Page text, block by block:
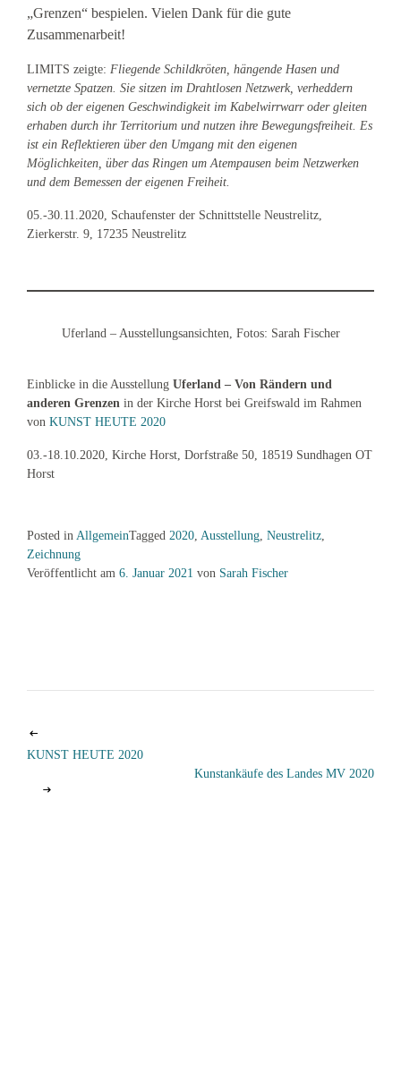
„Grenzen“ bespielen. Vielen Dank für die gute
Zusammenarbeit!
LIMITS zeigte: Fliegende Schildkröten, hängende Hasen und
vernetzte Spatzen. Sie sitzen im Drahtlosen Netzwerk, verheddern
sich ob der eigenen Geschwindigkeit im Kabelwirrwarr oder gleiten
erhaben durch ihr Territorium und nutzen ihre Bewegungsfreiheit. Es
ist ein Reflektieren über den Umgang mit den eigenen
Möglichkeiten, über das Ringen um Atempausen beim Netzwerken
und dem Bemessen der eigenen Freiheit.
05.-30.11.2020, Schaufenster der Schnittstelle Neustrelitz,
Zierkerstr. 9, 17235 Neustrelitz
Uferland – Ausstellungsansichten, Fotos: Sarah Fischer
Einblicke in die Ausstellung Uferland – Von Rändern und
anderen Grenzen in der Kirche Horst bei Greifswald im Rahmen
von KUNST HEUTE 2020
03.-18.10.2020, Kirche Horst, Dorfstraße 50, 18519 Sundhagen OT
Horst
Posted in AllgemeinTagged 2020 Ausstellung Neustrelitz
Zeichnung
Veröffentlicht am 6. Januar 2021 von Sarah Fischer
KUNST HEUTE 2020
Kunstankäufe des Landes MV 2020